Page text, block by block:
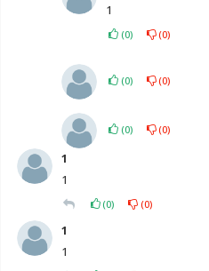
1
(0) (0)
(0) (0)
(0) (0)
1
1
(0) (0)
1
1